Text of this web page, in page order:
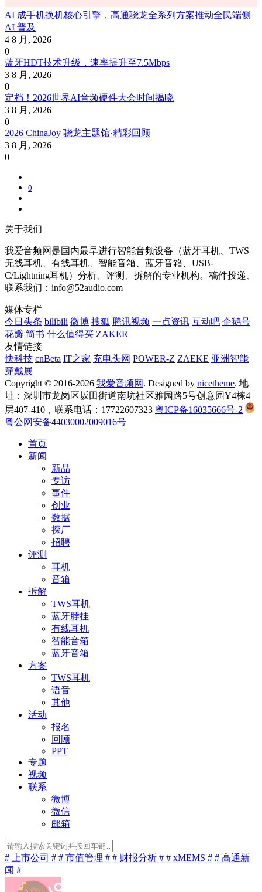
AI 成手机换机核心引擎，高通骁龙全系列方案推动全民端侧
AI 普及
4 8 月, 2026
0
蓝牙HDT技术升级，速率提升至7.5Mbps
3 8 月, 2026
0
定档！2026世界AI音频硬件大会时间揭晓
3 8 月, 2026
0
2026 ChinaJoy 骁龙主题馆·精彩回顾
3 8 月, 2026
0
0
关于我们
我爱音频网是国内最早进行智能音频设备（蓝牙耳机、TWS
无线耳机、有线耳机、智能音箱、蓝牙音箱、USB-
C/Lightning耳机）分析、评测、拆解的专业机构。稿件投递、
联系我们：info@52audio.com
媒体专栏
今日头条 bilibili 微博 搜狐 腾讯视频 一点资讯 互动吧 企鹅号
花瓣 简书 什么值得买 ZAKER
友情链接
快科技 cnBeta IT之家 充电头网 POWER-Z ZAEKE 亚洲智能
穿戴展
Copyright © 2016-2026 我爱音频网 . Designed by nicetheme. 地
址：深圳市龙岗区坂田街道南坑社区雅园路5号创意园Y4栋4
层407-410，联系电话：17722607323 粤ICP备16035666号-2
粤公网安备44030002009016号
首页
新闻
新品
专访
事件
创业
数据
探厂
招聘
评测
耳机
音箱
拆解
TWS耳机
蓝牙脖挂
有线耳机
智能音箱
蓝牙音箱
方案
TWS耳机
语音
其他
活动
报名
回顾
PPT
专题
视频
联系
微博
微信
邮箱
# 上市公司 # # 市值管理 # # 财报分析 # # xMEMS # # 高通新
闻 #